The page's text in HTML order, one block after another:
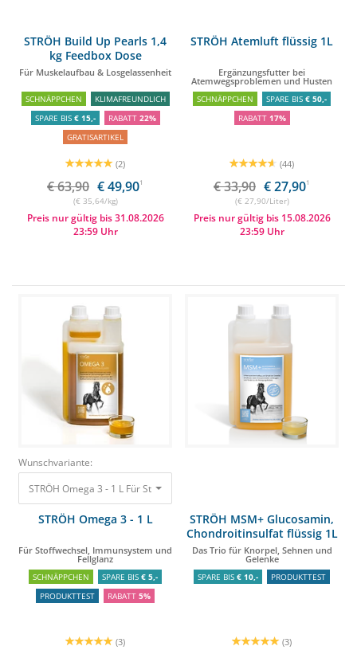
STRÖH Build Up Pearls 1,4
kg Feedbox Dose
Für Muskelaufbau & Losgelassenheit
SCHNÄPPCHEN
KLIMAFREUNDLICH
SPARE BIS € 15,- RABATT 22%
GRATISARTIKEL
(2)
€ 63,90 € 49,901
(€ 35,64/kg)
Preis nur gültig bis 31.08.2026
23:59 Uhr
STRÖH Atemluft flüssig 1L
Ergänzungsfutter bei
Atemwegsproblemen und Husten
SCHNÄPPCHEN SPARE BIS € 50,-
RABATT 17%
(44)
€ 33,90 € 27,901
(€ 27,90/Liter)
Preis nur gültig bis 15.08.2026
23:59 Uhr
Wunschvariante:
STRÖH Omega 3 - 1 L Für Stoffwechsel, Immunsystem und Fellglanz
STRÖH Omega 3 - 1 L
Für Stoffwechsel, Immunsystem und
Fellglanz
SCHNÄPPCHEN SPARE BIS € 5,-
PRODUKTTEST
RABATT 5%
(3)
STRÖH MSM+ Glucosamin,
Chondroitinsulfat flüssig 1L
Das Trio für Knorpel, Sehnen und
Gelenke
SPARE BIS € 10,- PRODUKTTEST
(3)